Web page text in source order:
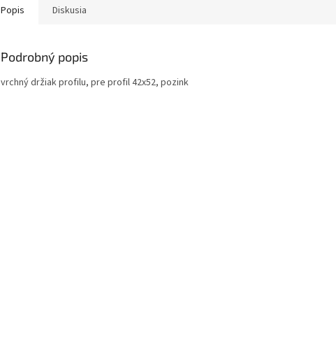
Popis Diskusia
Podrobný popis
vrchný držiak profilu, pre profil 42x52, pozink